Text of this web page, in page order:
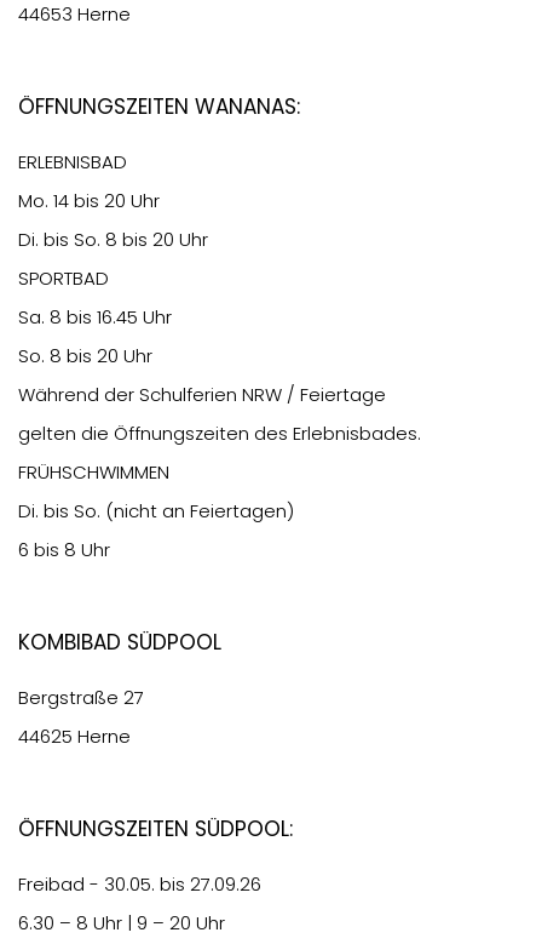
44653 Herne
Öffnungszeiten Wananas:
ERLEBNISBAD
Mo. 14 bis 20 Uhr
Di. bis So. 8 bis 20 Uhr
SPORTBAD
Sa. 8 bis 16.45 Uhr
So. 8 bis 20 Uhr
Während der Schulferien NRW / Feiertage
gelten die Öffnungszeiten des Erlebnisbades.
FRÜHSCHWIMMEN
Di. bis So. (nicht an Feiertagen)
6 bis 8 Uhr
Kombibad Südpool
Bergstraße 27
44625 Herne
Öffnungszeiten Südpool:
Freibad - 30.05. bis 27.09.26
6.30 – 8 Uhr | 9 – 20 Uhr